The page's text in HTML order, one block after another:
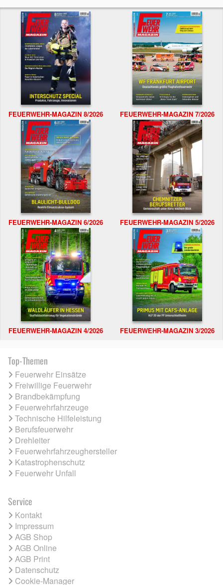
FEUERWEHR-MAGAZIN 8/2026 FEUERWEHR-MAGAZIN 7/2026
FEUERWEHR-MAGAZIN 6/2026 FEUERWEHR-MAGAZIN 5/2026
FEUERWEHR-MAGAZIN 4/2026 FEUERWEHR-MAGAZIN 3/2026
Top-Themen
Feuerwehr Einsätze
Freiwillige Feuerwehr
Brandbekämpfung
Feuerwehrfahrzeuge
Technische Hilfeleistung
Berufsfeuerwehr
Drehleiter
Feuerwehrfahrzeughersteller
Katastrophenschutz
Feuerwehr Unfall
Service
Kontakt
Impressum
AGB Shop
AGB Online
AGB Print
Datenschutz
Cookie-Manager